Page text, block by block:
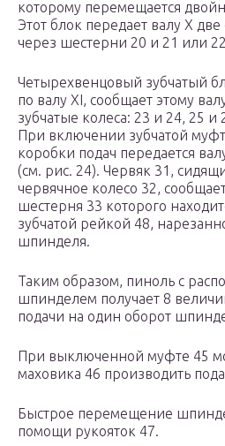
которому перемещается
Этот блок передает валу X
через шестерни 20 и 21 или
Четырехвенцовый зубчатый
по валу XI, сообщает этому
зубчатые колеса: 23 и 24, 25
При включении зубчатой
коробки подач передается
(см. рис. 24). Червяк 31,
червячное колесо 32,
шестерня 33 которого
зубчатой рейкой 48,
шпинделя.
Таким образом, пиноль с
шпинделем получает 8
подачи на один оборот
При выключенной муфте 45
маховика 46 производить
Быстрое перемещение
помощи рукояток 47.